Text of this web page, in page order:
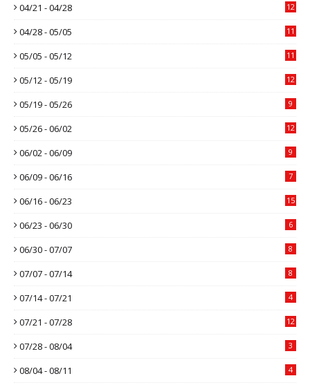
04/21 - 04/28 12
04/28 - 05/05 11
05/05 - 05/12 11
05/12 - 05/19 12
05/19 - 05/26 9
05/26 - 06/02 12
06/02 - 06/09 9
06/09 - 06/16 7
06/16 - 06/23 15
06/23 - 06/30 6
06/30 - 07/07 8
07/07 - 07/14 8
07/14 - 07/21 4
07/21 - 07/28 12
07/28 - 08/04 3
08/04 - 08/11 4